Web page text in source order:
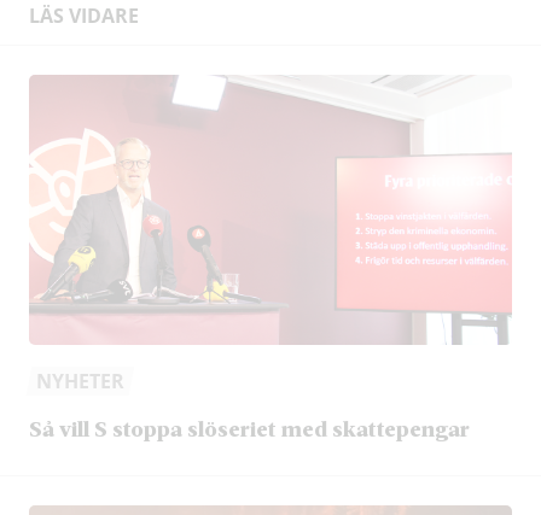
LÄS VIDARE
NYHETER
Så vill S stoppa slöseriet med skattepengar